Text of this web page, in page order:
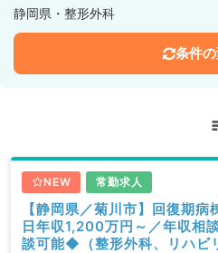
静岡県・整形外科
条件
NEW 常勤求人
【静岡県／菊川市】回復期
日年収1,200万円～／年収相
談可能◆（整形外科、リハビ